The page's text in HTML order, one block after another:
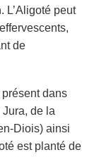
L’Aligoté peut
de
dans
de la
Diois) ainsi
est planté de